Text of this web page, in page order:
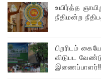
உயிர்த்த
நீதிமன்ற
பிறரிடம்
விடுபட
இணைப்பாளர்!!